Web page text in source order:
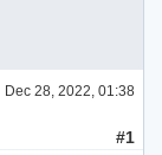
Dec 28, 2022, 01:38
#1